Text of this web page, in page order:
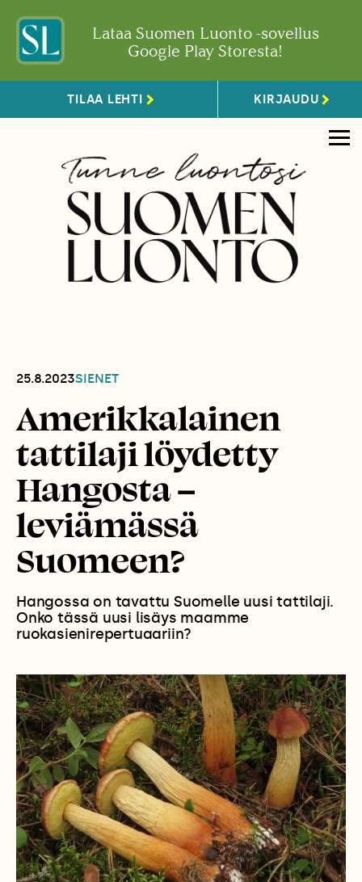
Lataa Suomen Luonto -sovellus
Google Play Storesta!
TILAA LEHTI KIRJAUDU
25.8.2023SIENET
Amerikkalainen
tattilaji löydetty
Hangosta –
leviämässä
Suomeen?
Hangossa on tavattu Suomelle uusi tattilaji.
Onko tässä uusi lisäys maamme
ruokasienirepertuaariin?